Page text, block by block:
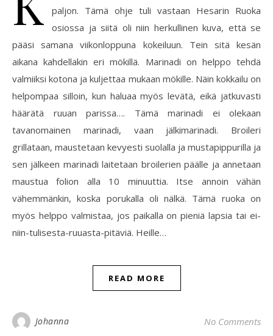
paljon. Tämä ohje tuli vastaan Hesarin Ruoka
osiossa ja siitä oli niin herkullinen kuva, että se
pääsi samana viikonloppuna kokeiluun. Tein sitä kesän
aikana kahdellakin eri mökillä. Marinadi on helppo tehdä
valmiiksi kotona ja kuljettaa mukaan mökille. Näin kokkailu on
helpompaa silloin, kun haluaa myös levätä, eikä jatkuvasti
häärätä ruuan parissa…. Tämä marinadi ei olekaan
tavanomainen marinadi, vaan jälkimarinadi. Broileri
grillataan, maustetaan kevyesti suolalla ja mustapippurilla ja
sen jälkeen marinadi laitetaan broilerien päälle ja annetaan
maustua folion alla 10 minuuttia. Itse annoin vähän
vähemmänkin, koska porukalla oli nälkä. Tämä ruoka on
myös helppo valmistaa, jos paikalla on pieniä lapsia tai ei-
niin-tulisesta-ruuasta-pitäviä. Heille…
READ MORE
Johanna No Comments